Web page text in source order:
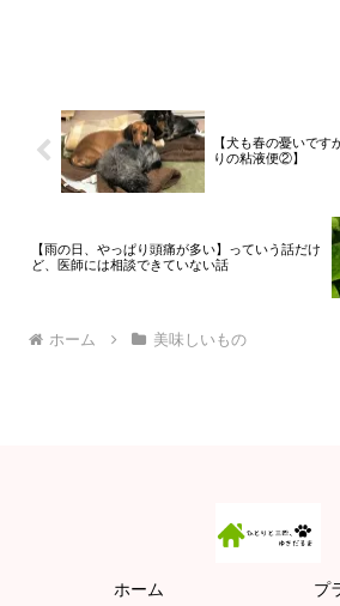
【犬も春の憂いです
りの粘液便②】
【雨の日、やっぱり頭痛が多い】っていう話だけ
ど、医師には相談できていない話
ホーム 美味しいもの
ホーム プ